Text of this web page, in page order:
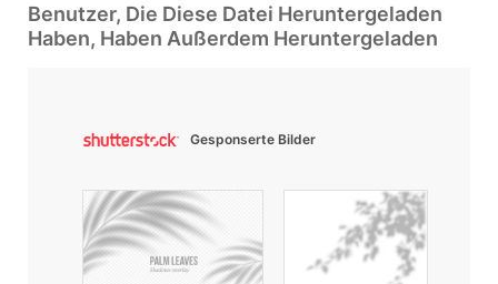
Benutzer, Die Diese Datei Heruntergeladen
Haben, Haben Außerdem Heruntergeladen
Gesponserte Bilder